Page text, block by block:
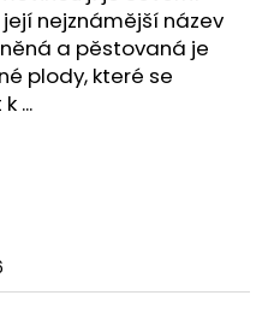
nejznámější název
a pěstovaná je
plody, které se
...